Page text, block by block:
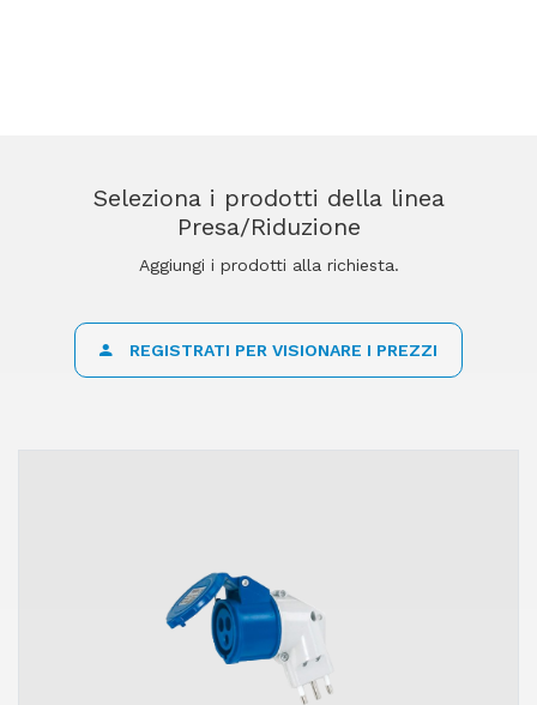
Seleziona i prodotti della linea
Presa/Riduzione
Aggiungi i prodotti alla richiesta.
REGISTRATI PER VISIONARE I PREZZI